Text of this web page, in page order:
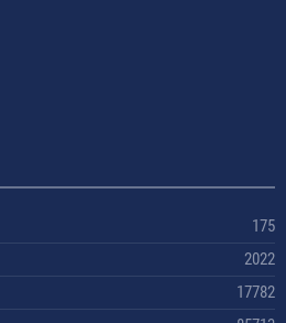
175
2022
17782